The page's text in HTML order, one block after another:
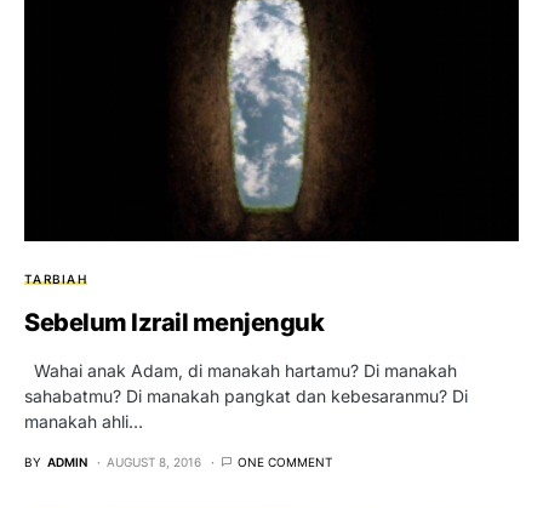
TARBIAH
Sebelum Izrail menjenguk
Wahai anak Adam, di manakah hartamu? Di manakah
sahabatmu? Di manakah pangkat dan kebesaranmu? Di
manakah ahli…
BY ADMIN AUGUST 8, 2016 ONE COMMENT